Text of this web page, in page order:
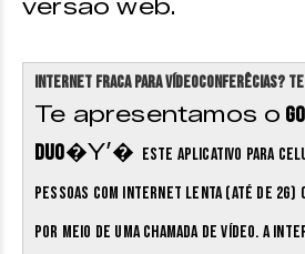
versão web.
Internet fraca para vídeoconferêcias?
Te apresentamos o
Duo�Y’� Este aplicativo para
pessoas com internet lenta (até de 2G)
por meio de uma chamada de vídeo. A